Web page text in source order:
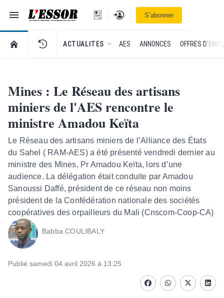
Navigation
L'Essor - retour à la une
Se connecterS’abonner
RETOUR À LA PAGE D’ACCUEIL DE L'ESSOR
ACTUALITES AES ANNONCES OFFRES
Mines : Le Réseau des artisans
miniers de l'AES rencontre le
ministre Amadou Keïta
Le Réseau des artisans miniers de l’Alliance des États
du Sahel ( RAM-AES) a été présenté vendredi dernier au
ministre des Mines, Pr Amadou Keïta, lors d’une
audience. La délégation était conduite par Amadou
Sanoussi Daffé, président de ce réseau non moins
président de la Confédération nationale des sociétés
coopératives des orpailleurs du Mali (Cnscom-Coop-CA)
Babba COULIBALY
Publié samedi 04 avril 2026 à 13:25
FacebookwhatsappTwitter